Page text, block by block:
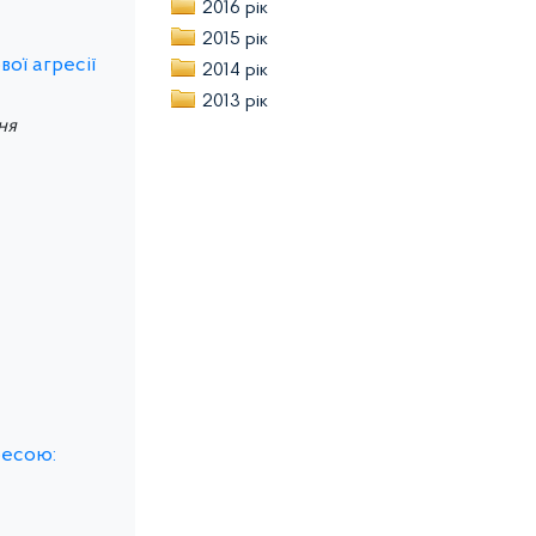
агресії
2016 рік
2015 рік
2014 рік
2013 рік